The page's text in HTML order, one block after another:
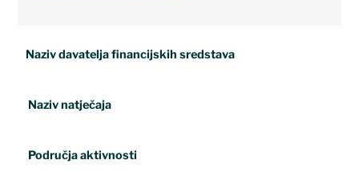
Naziv davatelja financijskih sredstava
Naziv natječaja
Područja aktivnosti